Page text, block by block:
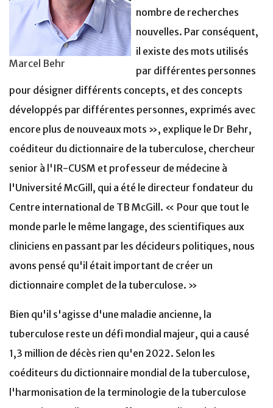
Marcel Behr
nombre de recherches
nouvelles. Par conséquent,
il existe des mots utilisés
par différentes personnes
pour désigner différents concepts, et des concepts
développés par différentes personnes, exprimés avec
encore plus de nouveaux mots », explique le Dr Behr,
coéditeur du dictionnaire de la tuberculose, chercheur
senior à l'IR-CUSM et professeur de médecine à
l'Université McGill, qui a été le directeur fondateur du
Centre international de TB McGill. « Pour que tout le
monde parle le même langage, des scientifiques aux
cliniciens en passant par les décideurs politiques, nous
avons pensé qu'il était important de créer un
dictionnaire complet de la tuberculose. »
Bien qu'il s'agisse d'une maladie ancienne, la
tuberculose reste un défi mondial majeur, qui a causé
1,3 million de décès rien qu'en 2022. Selon les
coéditeurs du dictionnaire mondial de la tuberculose,
l'harmonisation de la terminologie de la tuberculose